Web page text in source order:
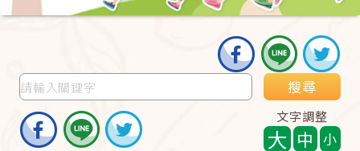
搜尋
文字調整
大 中 小